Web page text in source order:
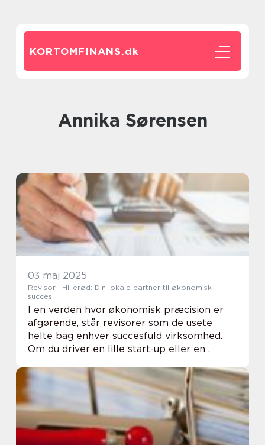
KORTOMFINANS.dk
Annika Sørensen
03 maj 2025
Revisor i Hillerød: Din lokale partner til økonomisk
succes
I en verden hvor økonomisk præcision er
afgørende, står revisorer som de usete
helte bag enhver succesfuld virksomhed.
Om du driver en lille start-up eller en
klart, hvor vigtigt d...